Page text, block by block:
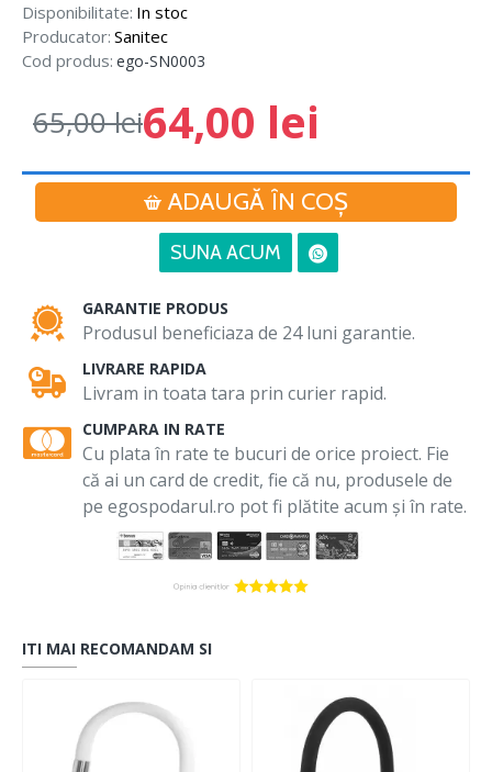
Disponibilitate: In stoc
Producator: Sanitec
Cod produs: ego-SN0003
64,00 lei
65,00 lei
ADAUGĂ ÎN COŞ
SUNA ACUM
GARANTIE PRODUS
Produsul beneficiaza de 24 luni garantie.
LIVRARE RAPIDA
Livram in toata tara prin curier rapid.
CUMPARA IN RATE
Cu plata în rate te bucuri de orice proiect. Fie
că ai un card de credit, fie că nu, produsele de
pe egospodarul.ro pot fi plătite acum și în rate.
ITI MAI RECOMANDAM SI